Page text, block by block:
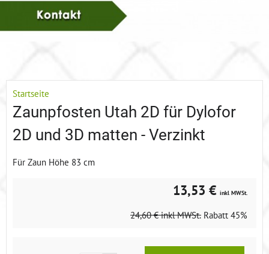
Startseite
Zaunpfosten Utah 2D für Dylofor
2D und 3D matten - Verzinkt
Für Zaun Höhe 83 cm
13,53 € inkl MWSt.
24,60 € inkl MWSt. Rabatt 45%